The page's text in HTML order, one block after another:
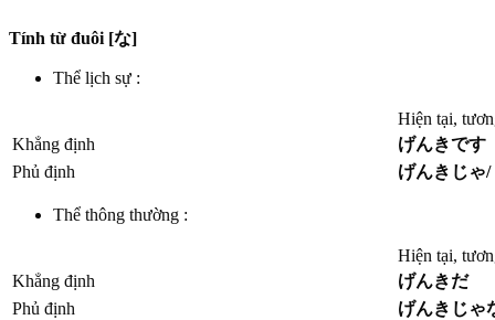
Tính từ đuôi [な]
Thể lịch sự :
Hiện tại,
Khẳng định
げんきです
Phủ định
げんきじゃ
Thể thông thường :
Hiện tại,
Khẳng định
げんきだ
Phủ định
げんきじゃ